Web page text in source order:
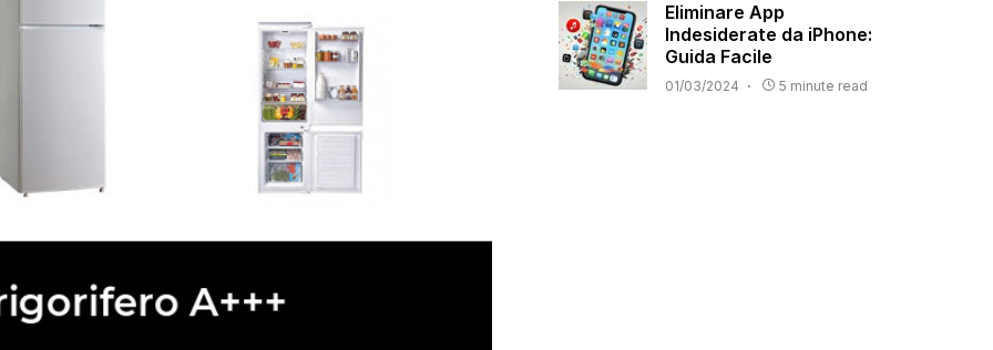
Eliminare App
Indesiderate da iPhone:
Guida Facile
01/03/2024 5 minute read